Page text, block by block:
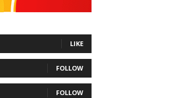
LIKE
FOLLOW
FOLLOW